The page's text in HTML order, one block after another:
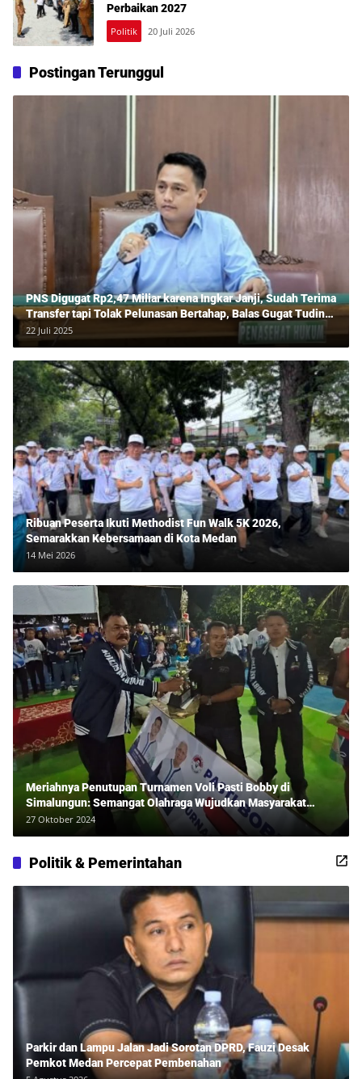
Perbaikan 2027
Politik 20 Juli 2026
Postingan Terunggul
PNS Digugat Rp2,47 Miliar karena Ingkar Janji, Sudah Terima
Transfer tapi Tolak Pelunasan Bertahap, Balas Gugat Tuding
Lawan Tipu Rp850 Juta
22 Juli 2025
Ribuan Peserta Ikuti Methodist Fun Walk 5K 2026,
Semarakkan Kebersamaan di Kota Medan
14 Mei 2026
Meriahnya Penutupan Turnamen Voli Pasti Bobby di
Simalungun: Semangat Olahraga Wujudkan Masyarakat
Sehat Bersama Erwan Rozadi dan Ribuan Penonton!
27 Oktober 2024
Politik & Pemerintahan
Parkir dan Lampu Jalan Jadi Sorotan DPRD, Fauzi Desak
Pemkot Medan Percepat Pembenahan